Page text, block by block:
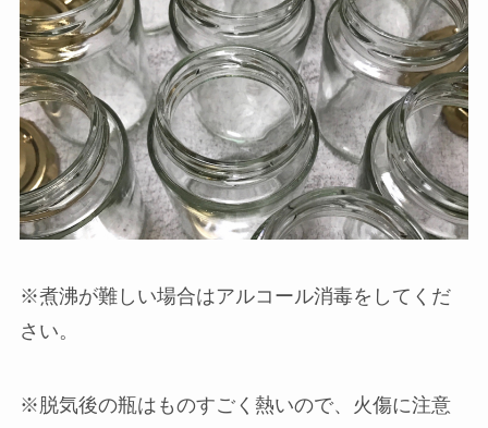
※煮沸が難しい場合はアルコール消毒をしてくだ
さい。
※脱気後の瓶はものすごく熱いので、火傷に注意